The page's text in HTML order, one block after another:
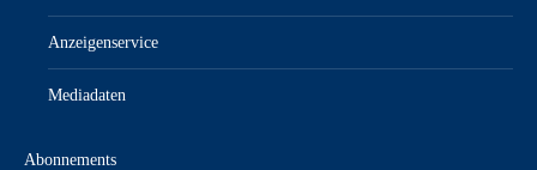
Anzeigenservice
Mediadaten
Abonnements